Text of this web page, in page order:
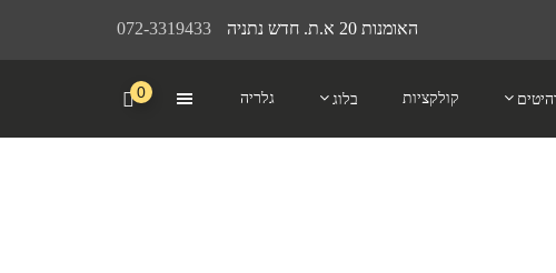
072-3319433 האומנות 20 א.ת. חדש נתניה
קולקציות בלוג גלריה 0